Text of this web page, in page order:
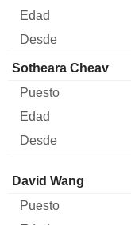
Sotheara Cheav
Administrador
David Wang